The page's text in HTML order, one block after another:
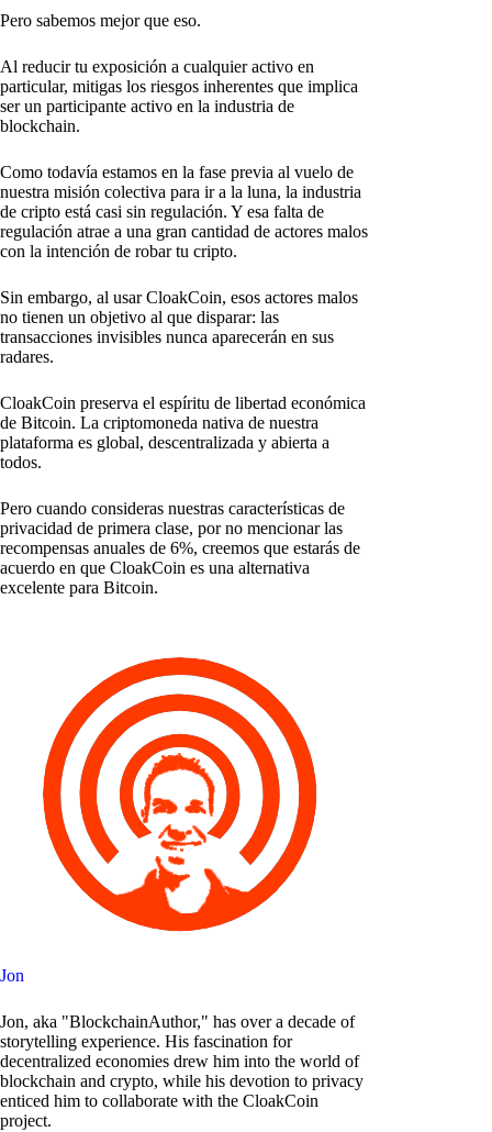
Pero sabemos mejor que eso.
Al reducir tu exposición a cualquier activo en
particular, mitigas los riesgos inherentes que implica
ser un participante activo en la industria de
blockchain.
Como todavía estamos en la fase previa al vuelo de
nuestra misión colectiva para ir a la luna, la industria
de cripto está casi sin regulación. Y esa falta de
regulación atrae a una gran cantidad de actores malos
con la intención de robar tu cripto.
Sin embargo, al usar CloakCoin, esos actores malos
no tienen un objetivo al que disparar: las
transacciones invisibles nunca aparecerán en sus
radares.
CloakCoin preserva el espíritu de libertad económica
de Bitcoin. La criptomoneda nativa de nuestra
plataforma es global, descentralizada y abierta a
todos.
Pero cuando consideras nuestras características de
privacidad de primera clase, por no mencionar las
recompensas anuales de 6%, creemos que estarás de
acuerdo en que CloakCoin es una alternativa
excelente para Bitcoin.
Jon
Jon, aka "BlockchainAuthor," has over a decade of
storytelling experience. His fascination for
decentralized economies drew him into the world of
blockchain and crypto, while his devotion to privacy
enticed him to collaborate with the CloakCoin
project.